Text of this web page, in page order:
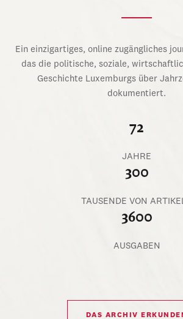
Ein einzigartiges, online zugängliches
das die politische, soziale,
Geschichte Luxemburgs über
dokumentiert.
72
JAHRE
300
TAUSENDE VON
3600
AUSGABEN
DAS ARCHIV